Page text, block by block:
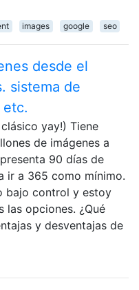
images google seo
desde el
sistema de
etc.
yay!) Tiene
de imágenes a
90 días de
ir a 365 como mínimo.
bajo control y estoy
las opciones. ¿Qué
y desventajas de